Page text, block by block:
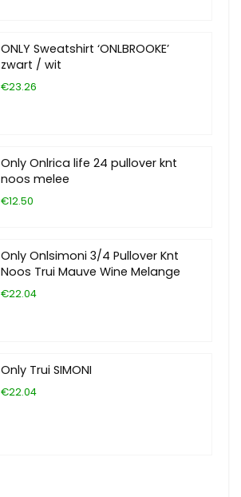
ONLY Sweatshirt ‘ONLBROOKE’
zwart / wit
€23.26
Only Onlrica life 24 pullover knt
noos melee
€12.50
Only Onlsimoni 3/4 Pullover Knt
Noos Trui Mauve Wine Melange
€22.04
Only Trui SIMONI
€22.04